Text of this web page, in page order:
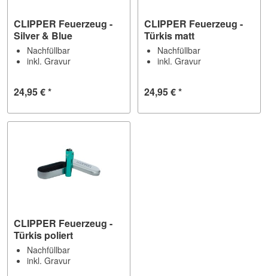
CLIPPER Feuerzeug -
Silver & Blue
Nachfüllbar
inkl. Gravur
24,95 € *
CLIPPER Feuerzeug -
Türkis matt
Nachfüllbar
inkl. Gravur
24,95 € *
CLIPPER Feuerzeug -
Türkis poliert
Nachfüllbar
inkl. Gravur